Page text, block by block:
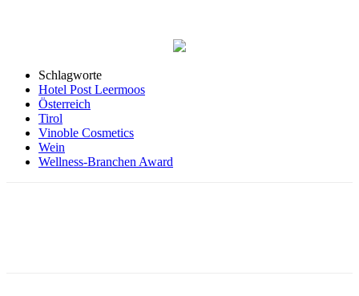
Schlagworte
Hotel Post Leermoos
Österreich
Tirol
Vinoble Cosmetics
Wein
Wellness-Branchen Award